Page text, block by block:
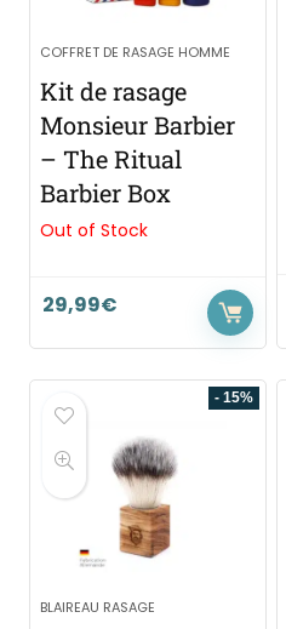
COFFRET DE RASAGE HOMME
Kit de rasage
Monsieur Barbier
– The Ritual
Barbier Box
Out of Stock
29,99€
- 15%
BLAIREAU RASAGE